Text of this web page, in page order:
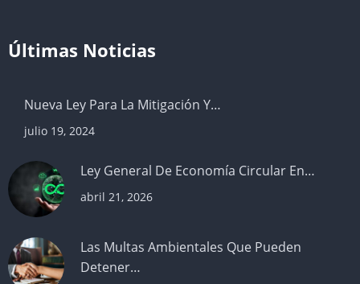
Últimas Noticias
Nueva Ley Para La Mitigación Y…
julio 19, 2024
Ley General De Economía Circular En…
abril 21, 2026
Las Multas Ambientales Que Pueden
Detener…